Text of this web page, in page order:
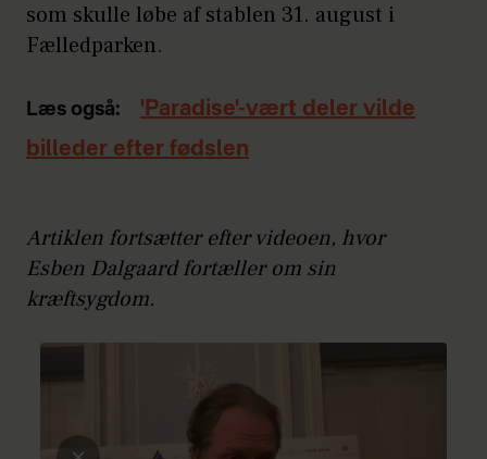
som skulle løbe af stablen 31. august i
Fælledparken.
Læs også:
'Paradise'-vært deler vilde
billeder efter fødslen
Artiklen fortsætter efter videoen, hvor
Esben Dalgaard fortæller om sin
kræftsygdom.